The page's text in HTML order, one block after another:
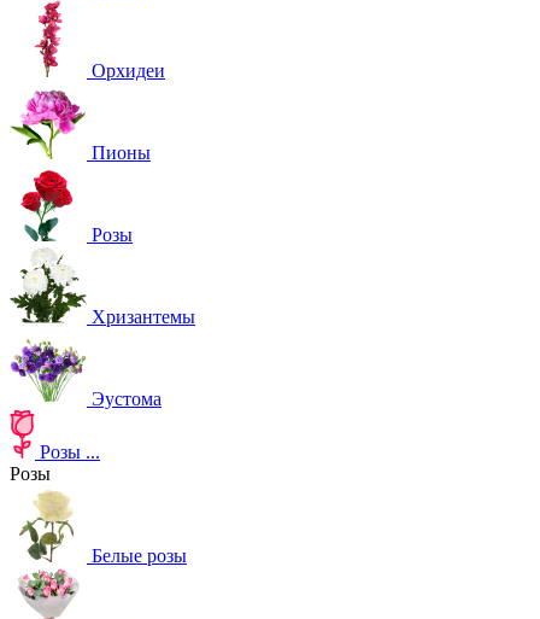
Орхидеи
Пионы
Розы
Хризантемы
Эустома
Розы ...
Розы
Белые розы